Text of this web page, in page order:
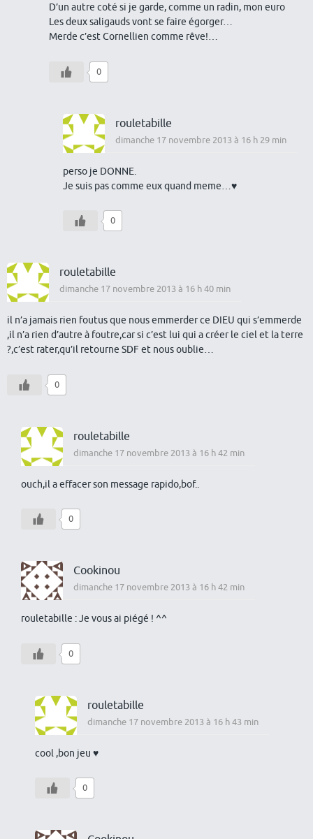
D’un autre coté si je garde, comme un radin, mon euro
Les deux saligauds vont se faire égorger…
Merde c’est Cornellien comme rêve!…
0
rouletabille
dimanche 17 novembre 2013 à 16 h 29 min
perso je DONNE.
Je suis pas comme eux quand meme…♥
0
rouletabille
dimanche 17 novembre 2013 à 16 h 40 min
il n’a jamais rien foutus que nous emmerder ce DIEU qui s’emmerde
,il n’a rien d’autre à foutre,car si c’est lui qui a créer le ciel et la terre
?,c’est rater,qu’il retourne SDF et nous oublie…
0
rouletabille
dimanche 17 novembre 2013 à 16 h 42 min
ouch,il a effacer son message rapido,bof..
0
Cookinou
dimanche 17 novembre 2013 à 16 h 42 min
rouletabille : Je vous ai piégé ! ^^
0
rouletabille
dimanche 17 novembre 2013 à 16 h 43 min
cool ,bon jeu ♥
0